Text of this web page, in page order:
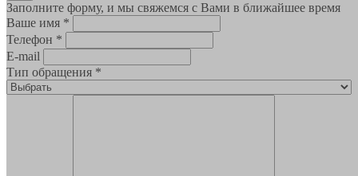
Заполните форму, и мы свяжемся с Вами в ближайшее время
Ваше имя *
Телефон *
E-mail
Тип обращения *